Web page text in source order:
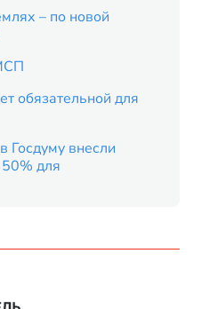
– по новой
обязательной для
Госдуму внесли
50% для